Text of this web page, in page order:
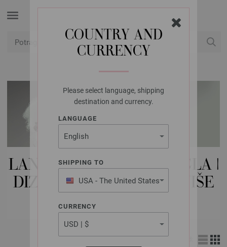
COUNTRY AND
CURRENCY
Please select language, shipping
destination and currency.
LANGUAGE
SHIPPING TO
USA - The United States
of America
CURRENCY
LANA GROSSA IGLE | 5 IGLA |
DIZAJNIRAJTE DRVO U VIŠE
BOJA